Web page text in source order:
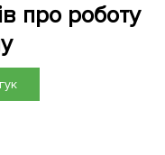
про роботу